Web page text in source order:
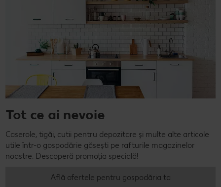
Tot ce ai nevoie
Caserole, tigăi, cutii pentru depozitare și multe alte articole
utile într-o gospodărie găsești pe rafturile magazinelor
noastre. Descoperă promoția specială!
Află ofertele pentru gospodăria ta